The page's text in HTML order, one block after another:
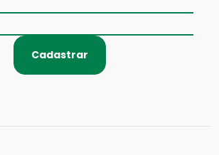
Cadastrar